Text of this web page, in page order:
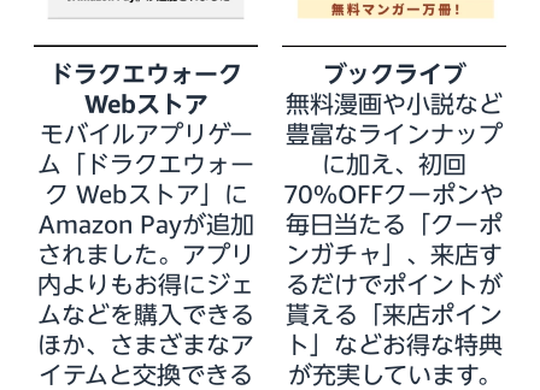
ドラクエウォーク
Webストア
モバイルアプリゲー
ム「ドラクエウォー
ク Webストア」に
Amazon Payが追加
されました。アプリ
内よりもお得にジェ
ムなどを購入できる
ほか、さまざまなア
イテムと交換できる
ブックライブ
無料漫画や小説など
豊富なラインナップ
に加え、初回
70％OFFクーポンや
毎日当たる「クーポ
ンガチャ」、来店す
るだけでポイントが
貰える「来店ポイン
ト」などお得な特典
が充実しています。